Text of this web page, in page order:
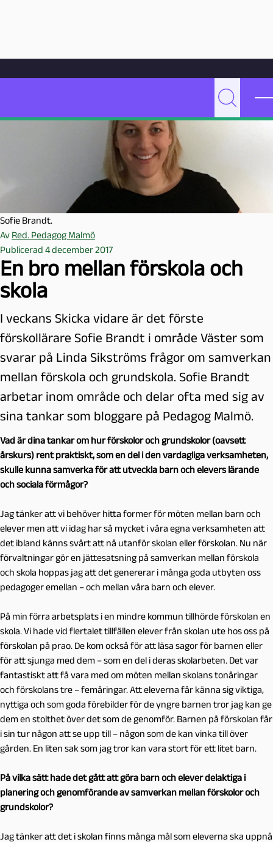
Hoppa till innehåll
e
a
l
m
ö
Sök
Sofie Brandt.
Av Red. Pedagog Malmö
Publicerad 4 december 2017
En bro mellan förskola och
skola
I veckans Skicka vidare är det förste
förskollärare Sofie Brandt i område Väster som
svarar på Linda Sikströms frågor om samverkan
mellan förskola och grundskola. Sofie Brandt
arbetar inom område och delar ofta med sig av
sina tankar som bloggare på Pedagog Malmö.
Vad är dina tankar om hur förskolor och grundskolor (oavsett
årskurs) rent praktiskt, som en del i den vardagliga verksamheten,
skulle kunna samverka för att utveckla barn och elevers lärande
och sociala förmågor?
Jag tänker att vi behöver hitta former för möten mellan barn och
elever men att vi idag har så mycket i våra egna verksamheten att
det ibland känns svårt att nå utanför skolan eller förskolan. Nu när
förvaltningar gör en jättesatsning på samverkan mellan förskola
och skola hoppas jag att det genererar i många goda utbyten oss
pedagoger emellan – och mellan våra barn och elever.
På min förra arbetsplats i en mindre kommun tillhörde förskolan en
skola. Vi hade vid flertalet tillfällen elever från skolan ute hos oss på
förskolan på prao. De kom också för att läsa sagor för barnen eller
för att sjunga med dem – som en del i deras skolarbeten. Det var
fantastiskt att få vara med om möten mellan skolans tonåringar
och förskolans tre – femåringar. Att eleverna får känna sig viktiga,
nyttiga och som goda förebilder för de yngre barnen tror jag kan ge
dem en stolthet över det som de genomför. Barnen på förskolan får
i sin tur någon att se upp till – någon som de kan vinka till över
gården. En liten sak som jag tror kan vara stort för ett litet barn.
På vilka sätt hade det gått att göra barn och elever delaktiga i
planering och genomförande av samverkan mellan förskolor och
grundskolor?
Jag tänker att det i skolan finns många mål som eleverna ska uppnå